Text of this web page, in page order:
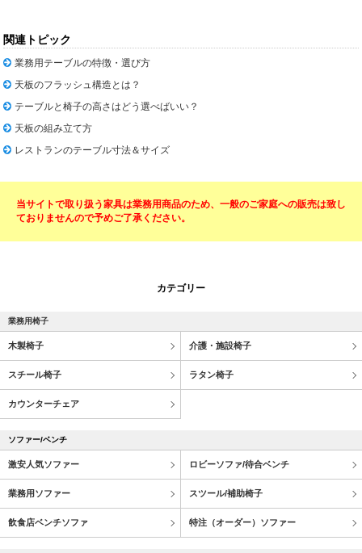
関連トピック
業務用テーブルの特徴・選び方
天板のフラッシュ構造とは？
テーブルと椅子の高さはどう選べばいい？
天板の組み立て方
レストランのテーブル寸法＆サイズ
当サイトで取り扱う家具は業務用商品のため、一般のご家庭への販売は致し
ておりませんので予めご了承ください。
カテゴリー
業務用椅子
木製椅子 介護・施設椅子
スチール椅子 ラタン椅子
カウンターチェア
ソファー/ベンチ
激安人気ソファー ロビーソファ/待合ベンチ
業務用ソファー スツール/補助椅子
飲食店ベンチソファ 特注（オーダー）ソファー